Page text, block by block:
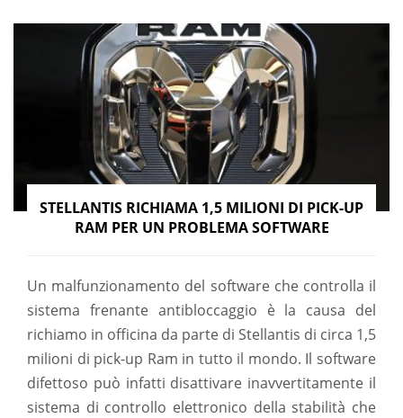
STELLANTIS RICHIAMA 1,5 MILIONI DI PICK-UP
RAM PER UN PROBLEMA SOFTWARE
Un malfunzionamento del software che controlla il
sistema frenante antibloccaggio è la causa del
richiamo in officina da parte di Stellantis di circa 1,5
milioni di pick-up Ram in tutto il mondo. Il software
difettoso può infatti disattivare inavvertitamente il
sistema di controllo elettronico della stabilità che